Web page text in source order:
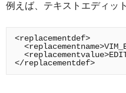
例えば、テキストエディッ
<replacementdef>